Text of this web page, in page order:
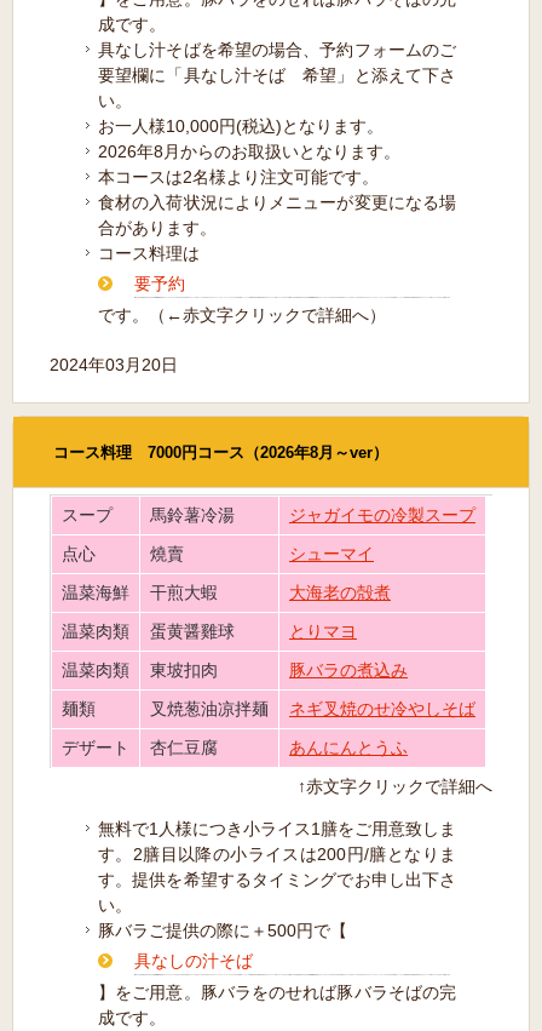
成です。
具なし汁そばを希望の場合、予約フォームのご
要望欄に「具なし汁そば 希望」と添えて下さ
い。
お一人様10,000円(税込)となります。
2026年8月からのお取扱いとなります。
本コースは2名様より注文可能です。
食材の入荷状況によりメニューが変更になる場
合があります。
コース料理は
要予約
です。（←赤文字クリックで詳細へ）
2024年03月20日
コース料理 7000円コース（2026年8月～ver）
スープ 馬鈴薯冷湯
ジャガイモの冷製スープ
点心
燒賣
シューマイ
温菜海鮮
干煎大蝦
大海老の殻煮
温菜肉類
蛋黄醤雞球
とりマヨ
温菜肉類
東坡扣肉
豚バラの煮込み
麺類
叉焼葱油凉拌麺
ネギ叉焼のせ冷やしそば
デザート
杏仁豆腐
あんにんとうふ
↑赤文字クリックで詳細へ
無料で1人様につき小ライス1膳をご用意致しま
す。2膳目以降の小ライスは200円/膳となりま
す。提供を希望するタイミングでお申し出下さ
い。
豚バラご提供の際に＋500円で【
具なしの汁そば
】をご用意。豚バラをのせれば豚バラそばの完
成です。